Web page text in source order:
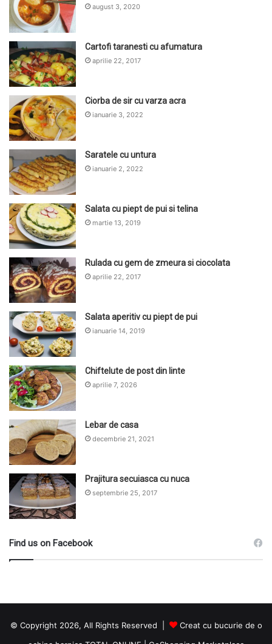
august 3, 2020
Cartofi taranesti cu afumatura
aprilie 22, 2017
Ciorba de sir cu varza acra
ianuarie 3, 2022
Saratele cu untura
ianuarie 2, 2022
Salata cu piept de pui si telina
martie 13, 2019
Rulada cu gem de zmeura si ciocolata
aprilie 22, 2017
Salata aperitiv cu piept de pui
ianuarie 14, 2019
Chiftelute de post din linte
aprilie 7, 2026
Lebar de casa
decembrie 21, 2021
Prajitura secuiasca cu nuca
septembrie 25, 2017
Find us on Facebook
© Copyright 2026, All Rights Reserved |
Creat cu bucurie de o